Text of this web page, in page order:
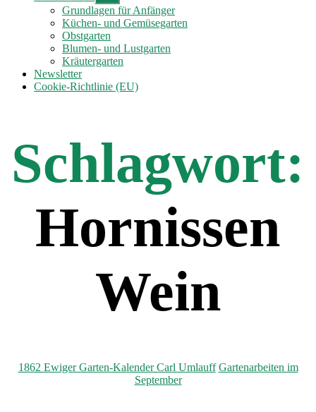
anzeigen
Grundlagen für Anfänger
Küchen- und Gemüsegarten
Obstgarten
Blumen- und Lustgarten
Kräutergarten
Newsletter
Cookie-Richtlinie (EU)
Schlagwort:
Hornissen
Wein
Kategorien
1862 Ewiger Garten-Kalender Carl Umlauff Gartenarbeiten im
September